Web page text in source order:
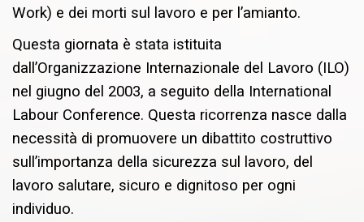
Work) e dei morti sul lavoro e per l’amianto.
Questa giornata è stata istituita
dall’Organizzazione Internazionale del Lavoro (ILO)
nel giugno del 2003, a seguito della International
Labour Conference. Questa ricorrenza nasce dalla
necessità di promuovere un dibattito costruttivo
sull’importanza della sicurezza sul lavoro, del
lavoro salutare, sicuro e dignitoso per ogni
individuo.